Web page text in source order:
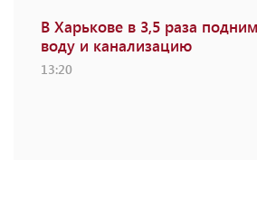
В Харькове в 3,5 раза
воду и канализацию
13:20